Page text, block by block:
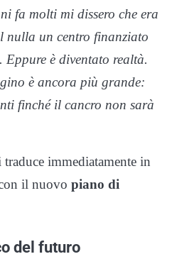
fa molti mi dissero che era
nulla un centro finanziato
è diventato realtà.
è ancora più grande:
finché il cancro non sarà
traduce immediatamente in
il nuovo piano di
del futuro